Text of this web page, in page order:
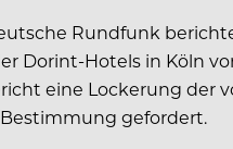
Rundfunk
Dorint-Hotels in Köln
eine Lockerung der
gefordert.